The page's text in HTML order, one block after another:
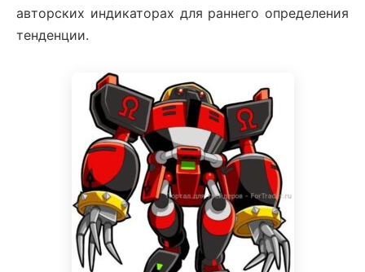
авторских индикаторах для раннего определения
тенденции.